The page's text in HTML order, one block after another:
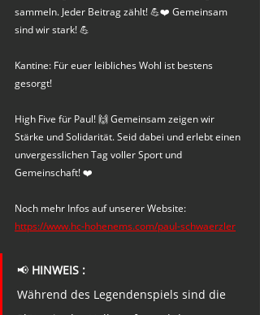
sammeln. Jeder Beitrag zählt! 💪❤️ Gemeinsam
sind wir stark! 💪
Kantine: Für euer leibliches Wohl ist bestens
gesorgt!
High Five für Paul! 🙌 Gemeinsam zeigen wir
Stärke und Solidarität. Seid dabei und erlebt einen
unvergesslichen Tag voller Sport und
Gemeinschaft! ❤️
Noch mehr Infos auf unserer Website:
https://www.hc-hohenems.com/paul-schwaerzler
📢 HINWEIS :
Während des Legendenspiels sind die